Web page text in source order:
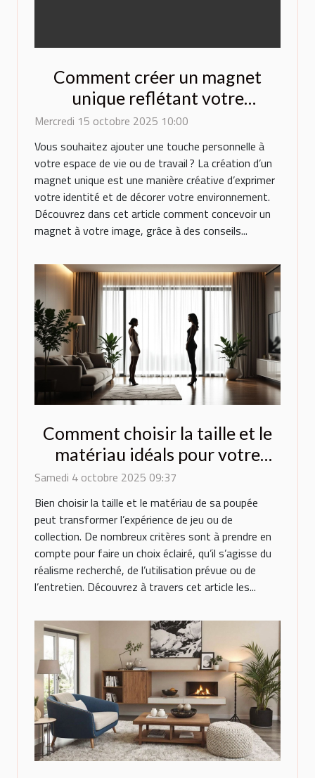
Comment créer un magnet
unique reflétant votre
personnalité?
Mercredi 15 octobre 2025 10:00
Vous souhaitez ajouter une touche personnelle à
votre espace de vie ou de travail ? La création d’un
magnet unique est une manière créative d’exprimer
votre identité et de décorer votre environnement.
Découvrez dans cet article comment concevoir un
magnet à votre image, grâce à des conseils...
Comment choisir la taille et le
matériau idéals pour votre
poupée ?
Samedi 4 octobre 2025 09:37
Bien choisir la taille et le matériau de sa poupée
peut transformer l’expérience de jeu ou de
collection. De nombreux critères sont à prendre en
compte pour faire un choix éclairé, qu’il s’agisse du
réalisme recherché, de l’utilisation prévue ou de
l’entretien. Découvrez à travers cet article les...